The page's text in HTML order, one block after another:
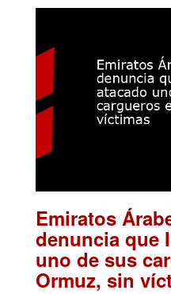
Emiratos
denuncia que
uno de sus
Ormuz, sin